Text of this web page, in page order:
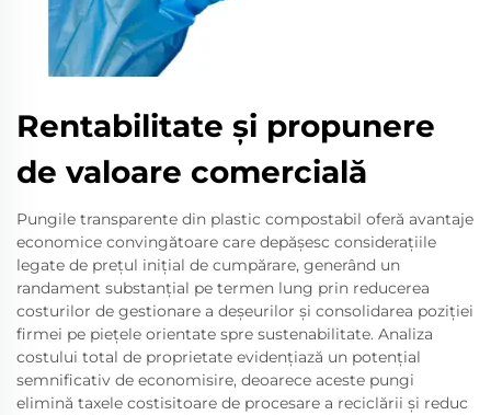
Rentabilitate și propunere
de valoare comercială
Pungile transparente din plastic compostabil oferă avantaje
economice convingătoare care depășesc considerațiile
legate de prețul inițial de cumpărare, generând un
randament substanțial pe termen lung prin reducerea
costurilor de gestionare a deșeurilor și consolidarea poziției
firmei pe piețele orientate spre sustenabilitate. Analiza
costului total de proprietate evidențiază un potențial
semnificativ de economisire, deoarece aceste pungi
elimină taxele costisitoare de procesare a reciclării și reduc